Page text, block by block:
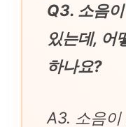
Q3. 소음
있는데, 어
하나요?
A3. 소음이